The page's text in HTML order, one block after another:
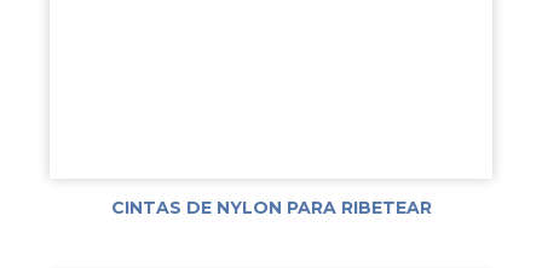
CINTAS DE NYLON PARA RIBETEAR